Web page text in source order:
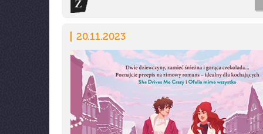
20.11.2023